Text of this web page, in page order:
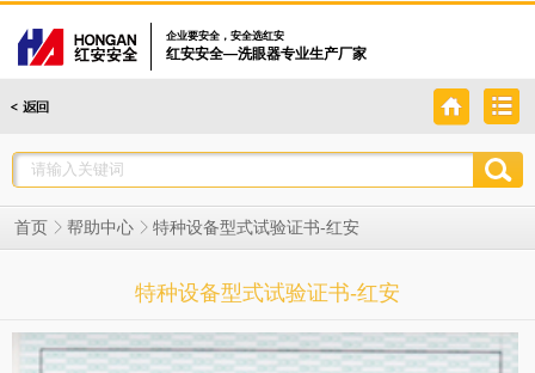
企业要安全，安全选红安
红安安全—洗眼器专业生产厂家
首页 帮助中心 特种设备型式试验证书-红安
特种设备型式试验证书-红安